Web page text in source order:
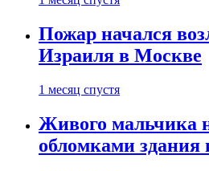
Пожар начался
Израиля в Москве
1 месяц спустя
Живого мальчика
обломками здания